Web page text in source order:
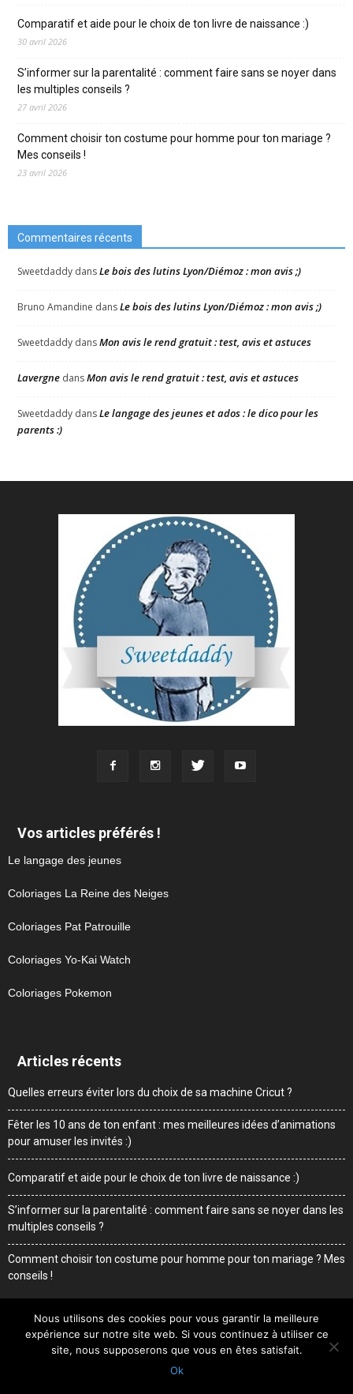
Comparatif et aide pour le choix de ton livre de naissance :)
30 avril 2026
S’informer sur la parentalité : comment faire sans se noyer dans
les multiples conseils ?
27 avril 2026
Comment choisir ton costume pour homme pour ton mariage ?
Mes conseils !
23 avril 2026
Commentaires récents
Sweetdaddy dansLe bois des lutins Lyon/Diémoz : mon avis ;)
Bruno Amandine dansLe bois des lutins Lyon/Diémoz : mon avis ;)
Sweetdaddy dansMon avis le rend gratuit : test, avis et astuces
Lavergne dansMon avis le rend gratuit : test, avis et astuces
Sweetdaddy dansLe langage des jeunes et ados : le dico pour les
parents :)
Vos articles préférés !
Le langage des jeunes
Coloriages La Reine des Neiges
Coloriages Pat Patrouille
Coloriages Yo-Kai Watch
Coloriages Pokemon
Articles récents
Quelles erreurs éviter lors du choix de sa machine Cricut ?
Fêter les 10 ans de ton enfant : mes meilleures idées d’animations
pour amuser les invités :)
Comparatif et aide pour le choix de ton livre de naissance :)
S’informer sur la parentalité : comment faire sans se noyer dans les
multiples conseils ?
Comment choisir ton costume pour homme pour ton mariage ? Mes
conseils !
Me contacter Mentions légales
Qui suis-je
© Sweetdaddy.fr
Nous utilisons des cookies pour vous garantir la meilleure
expérience sur notre site web. Si vous continuez à utiliser ce
site, nous supposerons que vous en êtes satisfait.
Ok